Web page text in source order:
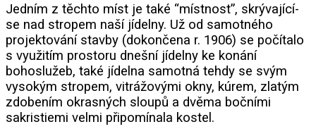
Jedním z těchto míst je také “místnost”, skrývající-
se nad stropem naší jídelny. Už od samotného
projektování stavby (dokončena r. 1906) se počítalo
s využitím prostoru dnešní jídelny ke konání
bohoslužeb, také jídelna samotná tehdy se svým
vysokým stropem, vitrážovými okny, kúrem, zlatým
zdobením okrasných sloupů a dvěma bočními
sakristiemi velmi připomínala kostel.